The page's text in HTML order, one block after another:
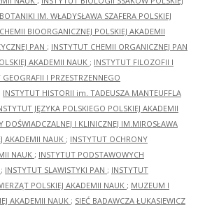
IM. WŁADYSŁAWA SZAFERA POLSKIEJ
BIOORGANICZNEJ POLSKIEJ AKADEMII
PAN ; INSTYTUT CHEMII ORGANICZNEJ PAN
AKADEMII NAUK ; INSTYTUT FILOZOFII I
I PRZESTRZENNEGO
INSTYTUT HISTORII im. TADEUSZA MANTEUFFLA
JĘZYKA POLSKIEGO POLSKIEJ AKADEMII
DOŚWIADCZALNEJ I KLINICZNEJ IM.MIROSŁAWA
AKADEMII NAUK ; INSTYTUT OCHRONY
NAUK ; INSTYTUT PODSTAWOWYCH
; INSTYTUT SLAWISTYKI PAN ; INSTYTUT
POLSKIEJ AKADEMII NAUK ; MUZEUM I
AKADEMII NAUK ; SIEĆ BADAWCZA ŁUKASIEWICZ